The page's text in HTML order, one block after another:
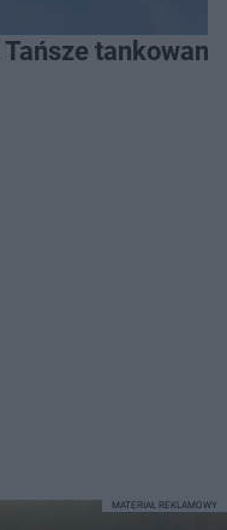
MATERIAŁ REKLAMOWY